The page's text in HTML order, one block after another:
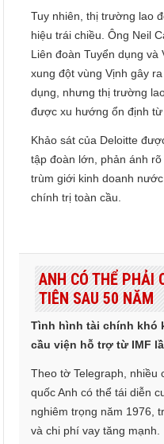
Tuy nhiên, thị trường lao
hiệu trái chiều. Ông Neil
Liên đoàn Tuyển dụng và
xung đột vùng Vịnh gây
dụng, nhưng thị trường
được xu hướng ổn định
Khảo sát của Deloitte
tập đoàn lớn, phản ánh
trùm giới kinh doanh
chính trị toàn cầu.
ANH CÓ THỂ PHẢI
TIÊN SAU 50 NĂM
Tình hình tài chính khó
cầu viện hỗ trợ từ IMF
Theo tờ Telegraph, nhiều
quốc Anh có thể tái diễn
nghiêm trọng năm 1976,
và chi phí vay tăng mạnh.